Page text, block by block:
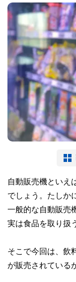
自動販売機といえ
でしょう。たしか
一般的な自動販売
実は食品を取り扱
そこで今回は、飲
が販売されている